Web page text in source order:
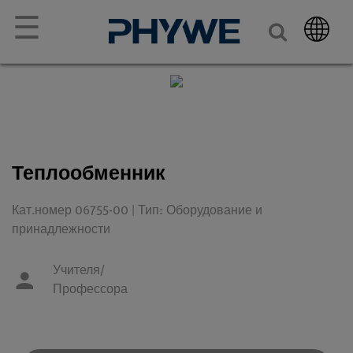
☰
Теплообменник
Кат.номер 06755-00 | Тип: Оборудование и
принадлежности
Учителя/
Профессора